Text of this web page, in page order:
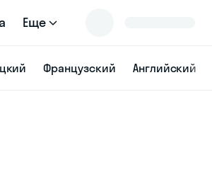
Еще
Французский Английский